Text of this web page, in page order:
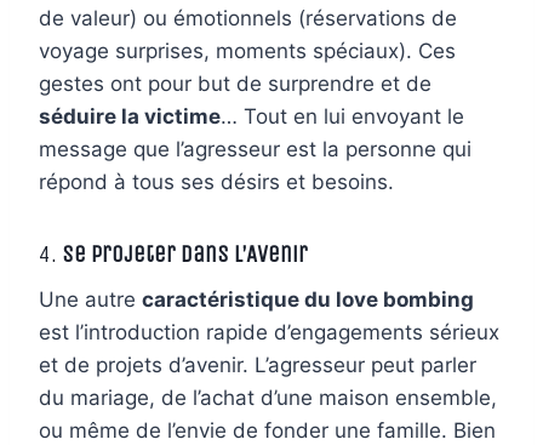
de valeur) ou émotionnels (réservations de
voyage surprises, moments spéciaux). Ces
gestes ont pour but de surprendre et de
séduire la victime… Tout en lui envoyant le
message que l’agresseur est la personne qui
répond à tous ses désirs et besoins.
4. Se Projeter dans l’Avenir
Une autre caractéristique du love bombing
est l’introduction rapide d’engagements sérieux
et de projets d’avenir. L’agresseur peut parler
du mariage, de l’achat d’une maison ensemble,
ou même de l’envie de fonder une famille. Bien